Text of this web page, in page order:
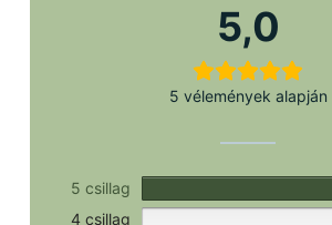
5,0
5 vélemények alapján
5 csillag
4 csillag